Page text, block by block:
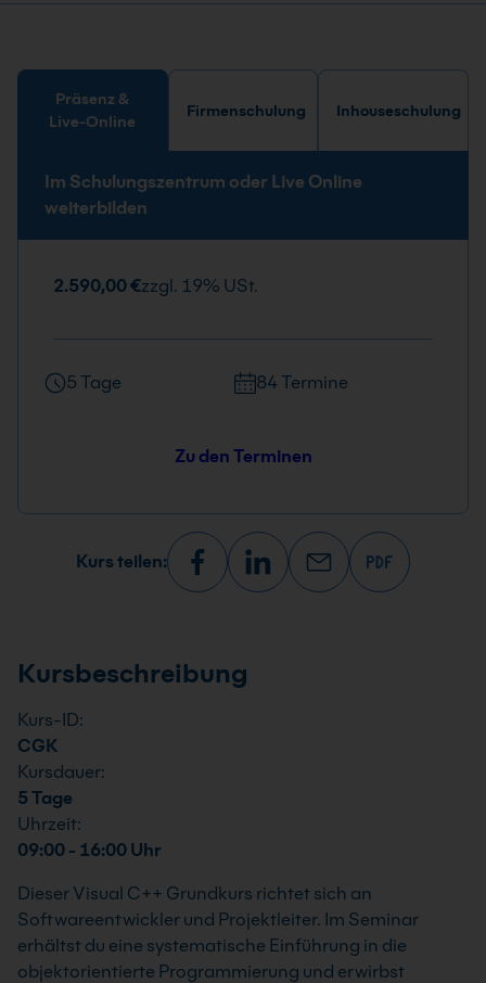
Präsenz &
Live-Online
Firmenschulung Inhouseschulung
Im Schulungszentrum oder Live Online
weiterbilden
2.590,00 €zzgl. 19% USt.
5 Tage 84 Termine
Zu den Terminen
Kurs teilen:
Kursbeschreibung
Kurs-ID:
CGK
Kursdauer:
5 Tage
Uhrzeit:
09:00 - 16:00 Uhr
Dieser Visual C++ Grundkurs richtet sich an
Softwareentwickler und Projektleiter. Im Seminar
erhältst du eine systematische Einführung in die
objektorientierte Programmierung und erwirbst